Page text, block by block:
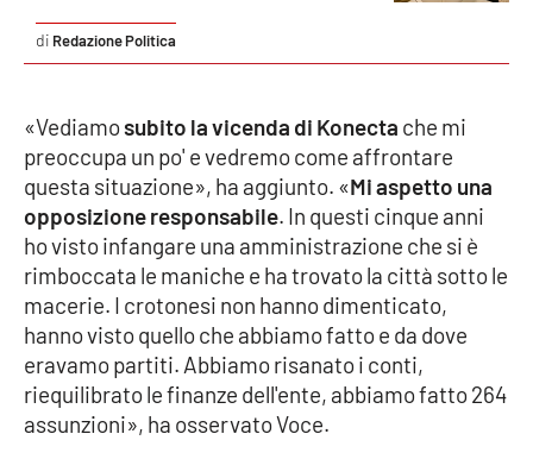
Imprese Di Calabria
Le perfidie di Antonella Grippo
Venti di comunicazione
STREAMING
LaC TV
LaC Network
Redazione Politica
«Vediamosubito la vicenda di Konecta che mi
preoccupa un po' e vedremo come affrontare
questa situazione», ha aggiunto. «Mi aspetto una
opposizione responsabile. In questi cinque anni
ho visto infangare una amministrazione che si è
rimboccata le maniche e ha trovato la città sotto le
macerie. I crotonesi non hanno dimenticato,
hanno visto quello che abbiamo fatto e da dove
eravamo partiti. Abbiamo risanato i conti,
riequilibrato le finanze dell'ente, abbiamo fatto 264
assunzioni», ha osservato Voce.